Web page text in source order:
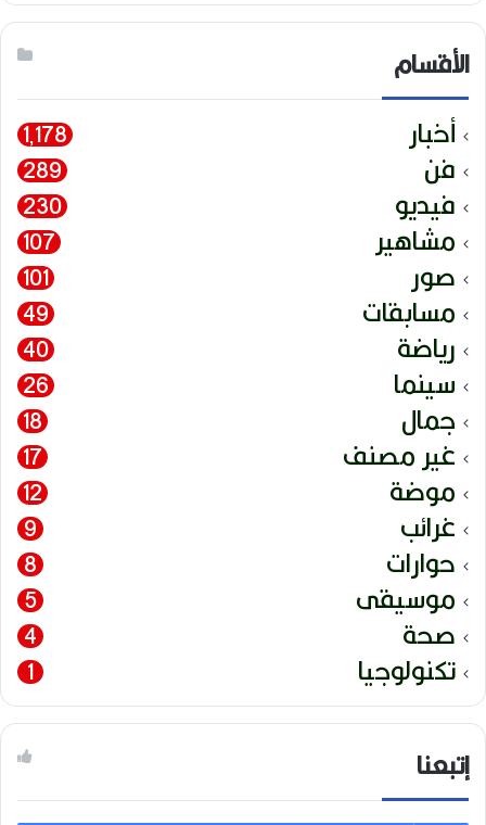
الأقسام
أخبار 1٬178
فن 289
فيديو 230
مشاهير 107
صور 101
مسابقات 49
رياضة 40
سينما 26
جمال 18
غير مصنف 17
موضة 12
غرائب 9
حوارات 8
موسيقى 5
صحة 4
تكنولوجيا 1
إتبعنا